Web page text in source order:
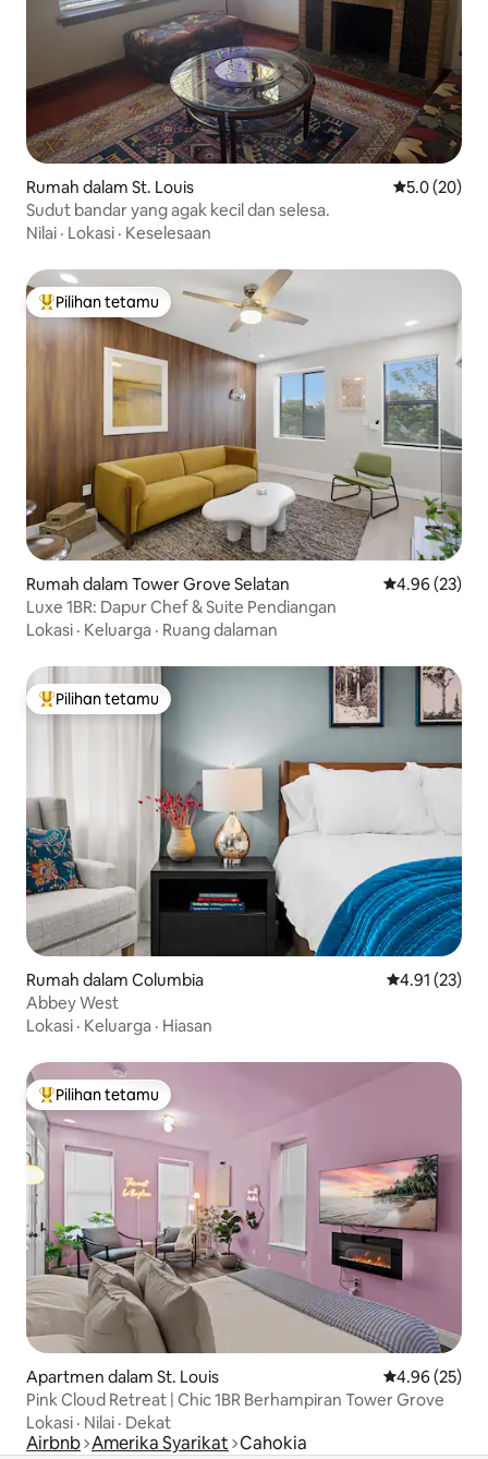
Rumah dalam St. Louis Penarafan
5.0 (20)
Sudut bandar yang agak kecil dan selesa.
Nilai · Lokasi · Keselesaan
Pilihan utama tetamu
Pilihan tetamu
Rumah dalam Tower Grove Selatan Penarafan
4.96 (23)
Luxe 1BR: Dapur Chef & Suite Pendiangan
Lokasi · Keluarga · Ruang dalaman
Pilihan utama tetamu
Pilihan tetamu
Rumah dalam Columbia Penarafan
4.91 (23)
Abbey West
Lokasi · Keluarga · Hiasan
Pilihan utama tetamu
Pilihan tetamu
Apartmen dalam St. Louis Penarafan
4.96 (25)
Pink Cloud Retreat | Chic 1BR Berhampiran Tower Grove
Lokasi · Nilai · Dekat
Airbnb Amerika Syarikat Cahokia